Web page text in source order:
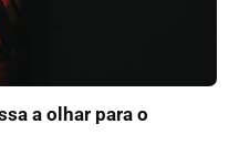
a olhar para o